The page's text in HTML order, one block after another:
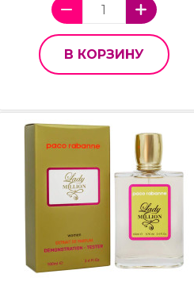
В КОРЗИНУ